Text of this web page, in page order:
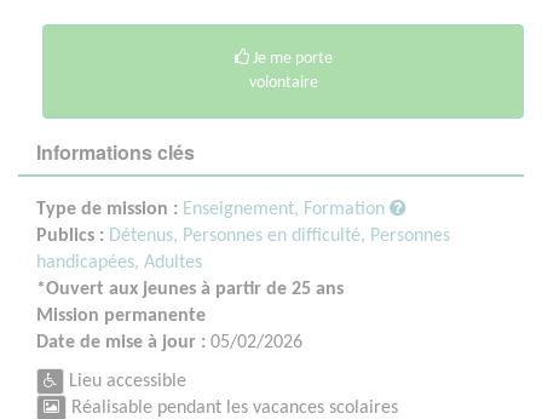
Je me porte
volontaire
Informations clés
Type de mission : Enseignement, Formation
Publics : Détenus, Personnes en difficulté, Personnes
handicapées, Adultes
*Ouvert aux jeunes à partir de 25 ans
Mission permanente
Date de mise à jour : 05/02/2026
Lieu accessible
Réalisable pendant les vacances scolaires